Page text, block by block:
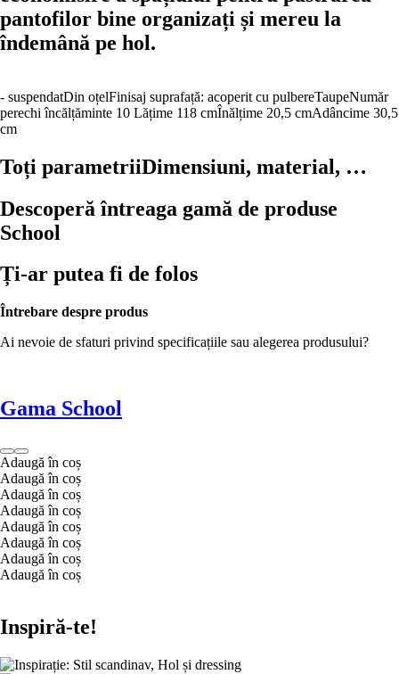
pantofilor bine organizați și mereu la
îndemână pe hol.
- suspendatDin oțelFinisaj suprafață: acoperit cu pulbereTaupeNumăr
perechi încălțăminte 10 Lățime 118 cmÎnălțime 20,5 cmAdâncime 30,5
cm
Toți parametriiDimensiuni, material, …
Descoperă întreaga gamă de produse
School
Ți-ar putea fi de folos
Întrebare despre produs
Ai nevoie de sfaturi privind specificațiile sau alegerea produsului?
Gama School
Adaugă în coș
Adaugă în coș
Adaugă în coș
Adaugă în coș
Adaugă în coș
Adaugă în coș
Adaugă în coș
Adaugă în coș
Inspiră-te!